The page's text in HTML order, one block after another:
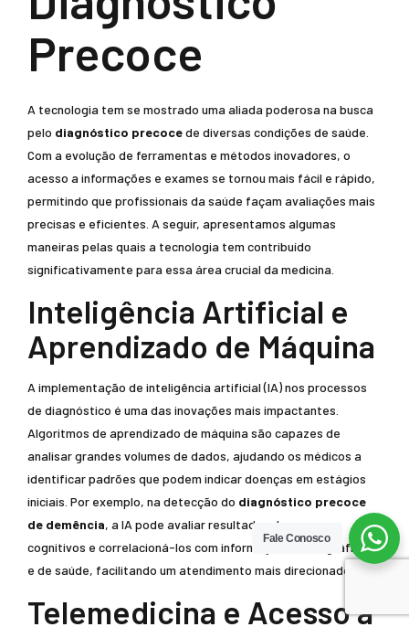
Precoce
A tecnologia tem se mostrado uma aliada poderosa na busca
pelo diagnóstico precocede diversas condições de saúde.
Com a evolução de ferramentas e métodos inovadores, o
acesso a informações e exames se tornou mais fácil e rápido,
permitindo que profissionais da saúde façam avaliações mais
precisas e eficientes. A seguir, apresentamos algumas
maneiras pelas quais a tecnologia tem contribuído
significativamente para essa área crucial da medicina.
Inteligência Artificial e
Aprendizado de Máquina
A implementação de inteligência artificial (IA) nos processos
de diagnóstico é uma das inovações mais impactantes.
Algoritmos de aprendizado de máquina são capazes de
analisar grandes volumes de dados, ajudando os médicos a
identificar padrões que podem indicar doenças em estágios
iniciais. Por exemplo, na detecção do diagnóstico precoce
de demência, a IA pode avaliar resultados de exames
cognitivos e correlacioná-los com informações demográficas
e de saúde, facilitando um atendimento mais direcionado.
Telemedicina e Acesso a
Fale Conosco